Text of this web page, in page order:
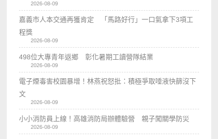
2026-08-09
嘉義市人本交通再獲肯定 「馬路好行」一口氣拿下3項工
程獎
2026-08-09
498位大專青年返鄉 彰化暑期工讀營隊結業
2026-08-09
電子煙毒害校園暴增！林燕祝怒批：積極爭取唾液快篩沒下
文
2026-08-09
小小消防員上線！高雄消防局辦體驗營 親子闖關學防災
2026-08-09